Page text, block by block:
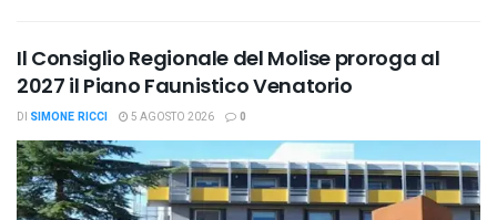
Il Consiglio Regionale del Molise proroga al
2027 il Piano Faunistico Venatorio
DI SIMONE RICCI 5 AGOSTO 2026 0